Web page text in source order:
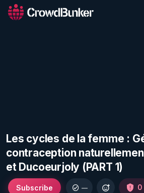
Les cycles de la femme :
contraception
et Ducoeurjoly (PART 1)
Subscribe — 0